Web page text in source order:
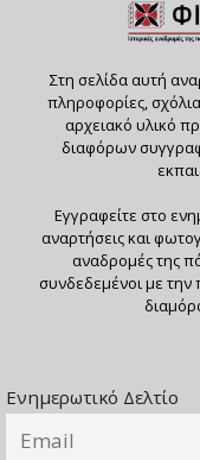
Στη σελίδα αυτή
πληροφορίες,
αρχειακό υλικό
διαφόρων
Εγγραφείτε στο
αναρτήσεις και
αναδρομές της
συνδεδεμένοι με την
Ενημερωτικό Δελτίο